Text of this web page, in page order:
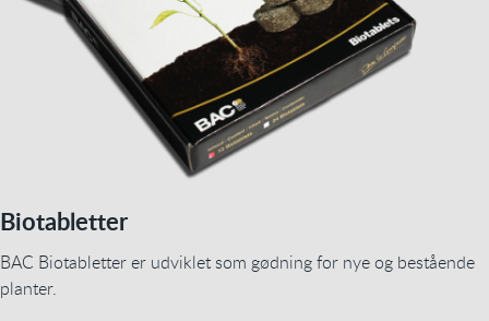
Biotabletter
BAC Biotabletter er udviklet som gødning for nye og bestående
planter.